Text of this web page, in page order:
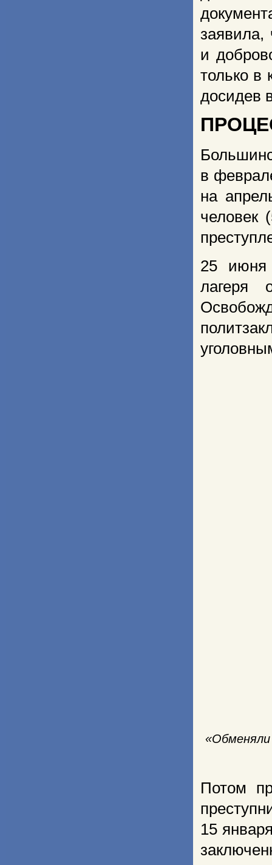
заявила,
и
только в
досидев
в
на
человек
25 июня
лагеря
«Обменяли
Потом
15